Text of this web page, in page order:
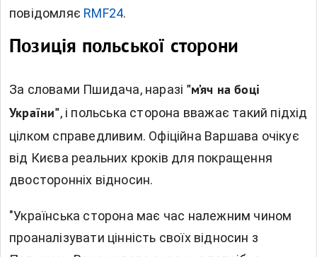
повідомляє RMF24.
Позиція польської сторони
За словами Пшидача, наразі "м’яч на боці
України", і польська сторона вважає такий підхід
цілком справедливим. Офіційна Варшава очікує
від Києва реальних кроків для покращення
двосторонніх відносин.
"Українська сторона має час належним чином
проаналізувати цінність своїх відносин з